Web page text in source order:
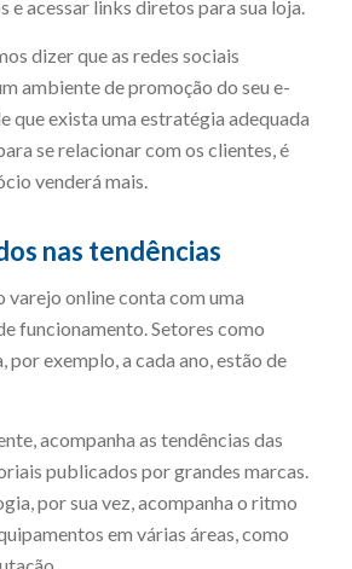
e acessar links diretos para sua loja.
dizer que as redes sociais
ambiente de promoção do seu e-
que exista uma estratégia adequada
se relacionar com os clientes, é
venderá mais.
nas tendências
varejo online conta com uma
funcionamento. Setores como
por exemplo, a cada ano, estão de
acompanha as tendências das
publicados por grandes marcas.
por sua vez, acompanha o ritmo
em várias áreas, como